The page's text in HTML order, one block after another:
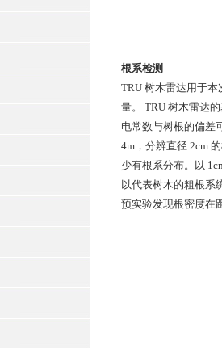
根系检测
TRU 树木雷达用于
量。 TRU 树木雷达
电常数与树根的偏差
4m，分辨直径 2cm
少有根系分布。以
以代表树木的粗根系
预实验发现根密度在